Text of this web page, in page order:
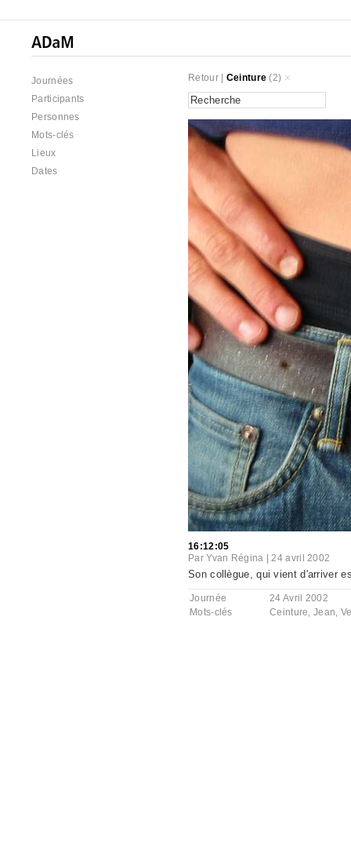
Journées
Participants
Personnes
Mots-clés
Lieux
Dates
Retour| Ceinture (2)
16:12:05
ParYvan Régina |24 avril 2002
Son collègue, qui vient d'arriver
Journée
24 Avril 2002
Mots-clés
Ceinture,Jean,